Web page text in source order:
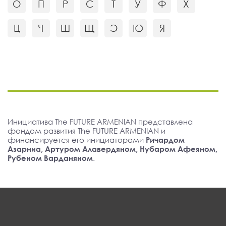
О П Р С Т У Ф Х
Ц Ч Ш Щ Э Ю Я
Инициатива The FUTURE ARMENIAN представлена
фондом развития The FUTURE ARMENIAN и
финансируется его инициаторами Ричардом
Азарниа, Артуром Алавердяном, Нубаром Афеяном,
Рубеном Варданяном.